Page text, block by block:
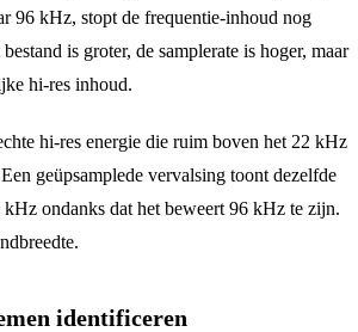
96 kHz, stopt de frequentie-inhoud nog
is groter, de samplerate is hoger, maar
hi-res inhoud.
hi-res energie die ruim boven het 22 kHz
geüpsamplede vervalsing toont dezelfde
ondanks dat het beweert 96 kHz te zijn.
identificeren